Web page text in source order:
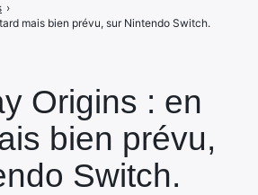
Origins : en
bien prévu,
Switch.
›
mais bien prévu, sur Nintendo Switch.